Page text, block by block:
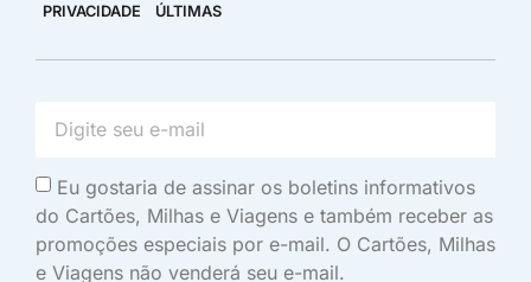
PRIVACIDADE
ÚLTIMAS
Eu gostaria de assinar os boletins informativos
do Cartões, Milhas e Viagens e também receber as
promoções especiais por e-mail. O Cartões, Milhas
e Viagens não venderá seu e-mail.